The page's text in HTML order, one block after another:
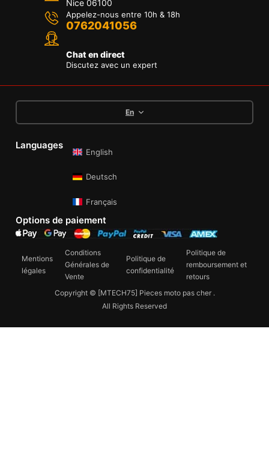
Nice 06100
Appelez-nous entre 10h & 18h
0762041056
Chat en direct
Discutez avec un expert
En
Languages
English
Deutsch
Français
Options de paiement
Copyright © [MTECH75] Pieces moto pas cher .
All Rights Reserved
Mentions
légales
Conditions
Générales de
Vente
Politique de
confidentialité
Politique de
remboursement et
retours